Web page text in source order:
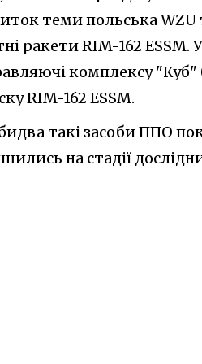
теми польська WZU
ракети RIM-162
комплексу "Куб"
RIM-162 ESSM.
такі засоби ППО
на стадії